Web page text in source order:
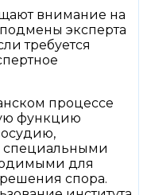
внимание на
эксперта
требуется
процессе
функцию
специальными
для
спора.